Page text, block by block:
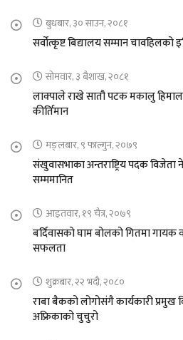
बुधबार, ३० साउन, २०८१
सर्वोत्कृष्ट बिद्यालय सम्मान
सोमवार, ३ बैशाख, २०८१
लाक्पाले राखे सातौ पटक मकालु
कीर्तिमान
मङ्लबार, ९ फाल्गुन, २०७९
संखुवासभाका अन्तराष्ट्रिय पदक
सम्ममानित
आइतवार, १९ चैत्र, २०७९
बर्दिवासको घाम बोलको गितमा गायक
सफलता
शुक्रबार, २२ भदौ, २०८०
राबा बैकको लोगोसंगै कार्यकारी प्रमुख
अफ्रिकाको चुचुरो